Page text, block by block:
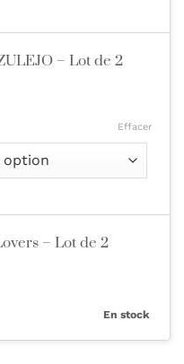
– Lot de 2
Effacer
– Lot de 2
En stock